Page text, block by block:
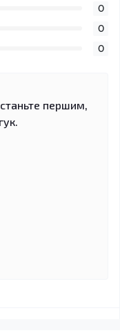
0
0
0
першим,